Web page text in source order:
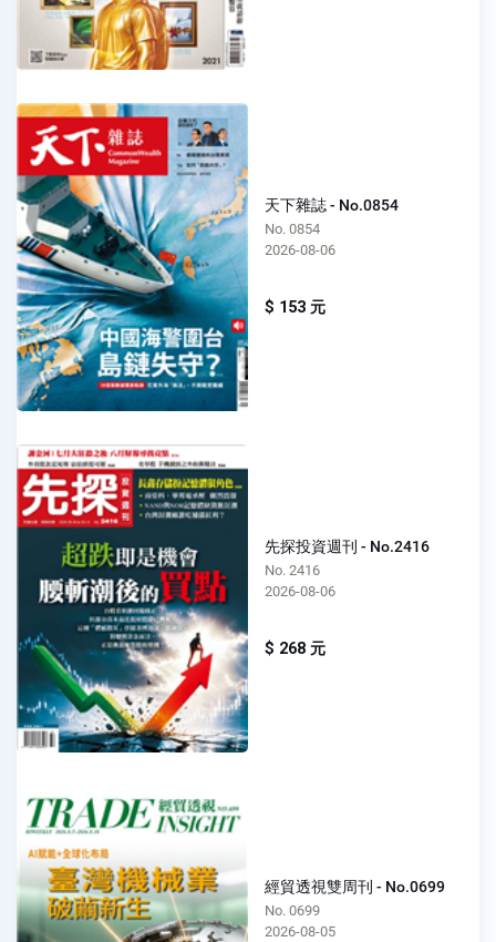
天下雜誌 - No.0854
No. 0854
2026-08-06
$ 153 元
先探投資週刊 - No.2416
No. 2416
2026-08-06
$ 268 元
經貿透視雙周刊 - No.0699
No. 0699
2026-08-05